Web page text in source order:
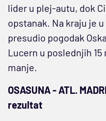
lider u plej-autu, dok
opstanak. Na kraju je
presudio pogodak
Lucern u poslednjih
manje.
OSASUNA - ATL.
rezultat